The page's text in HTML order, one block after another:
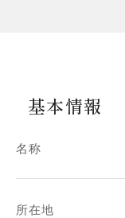
基本情報
名称
所在地